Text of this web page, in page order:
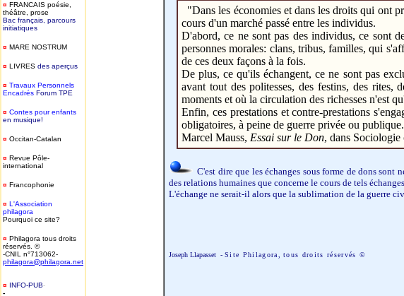
¤ FRANCAIS poésie,
théâtre, prose
Bac français, parcours
initiatiques
¤ MARE NOSTRUM
¤ LIVRES des aperçus
¤ Travaux Personnels
Encadrés Forum TPE
¤ Contes pour enfants
en musique!
¤ Occitan-Catalan
¤ Revue Pôle-
international
¤ Francophonie
¤ L'Association
philagora
Pourquoi ce site?
¤ Philagora tous droits
réservés. ©
-CNIL n°713062-
philagora@philagora.net
¤ INFO-PUB-
-
"Dans les économies et dans les droits qui ont
cours d'un marché passé entre les individus.
D'abord, ce ne sont pas des individus, ce sont
personnes morales: clans, tribus, familles, qui
de ces deux façons à la fois.
De plus, ce qu'ils échangent, ce ne sont pas
avant tout des politesses, des festins, des rites,
moments et où la circulation des richesses n'est
Enfin, ces prestations et contre-prestations
obligatoires, à peine de guerre privée ou
Marcel Mauss, Essai sur le Don, dans
C'est dire que les échanges sous forme de dons sont
des relations humaines que concerne le cours de tels
L'échange ne serait-il alors que la sublimation de la guerre
Joseph Llapasset - Site Philagora, tous droits réservés ©